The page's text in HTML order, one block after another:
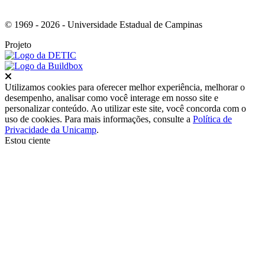
© 1969 - 2026 - Universidade Estadual de Campinas
Projeto
Utilizamos cookies para oferecer melhor experiência, melhorar o
desempenho, analisar como você interage em nosso site e
personalizar conteúdo. Ao utilizar este site, você concorda com o
uso de cookies. Para mais informações, consulte a Política de
Privacidade da Unicamp.
Estou ciente